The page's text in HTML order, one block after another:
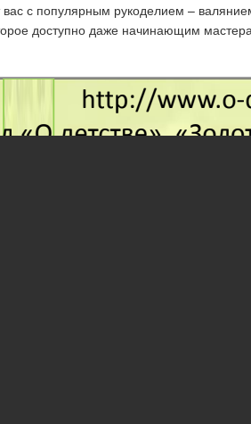
с популярным рукоделием –
доступно даже начинающим